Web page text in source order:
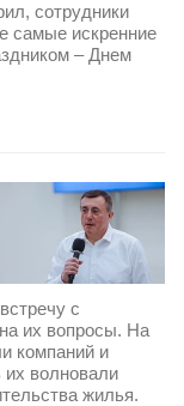
сотрудники
самые искренние
– Днем
с
их вопросы. На
компаний и
их волновали
жилья.